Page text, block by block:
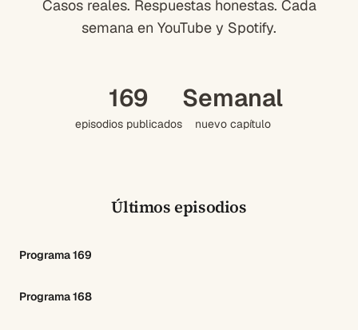
Casos reales. Respuestas honestas. Cada
semana en YouTube y Spotify.
169
episodios publicados
Semanal
nuevo capítulo
Últimos episodios
Programa 169
Programa 168